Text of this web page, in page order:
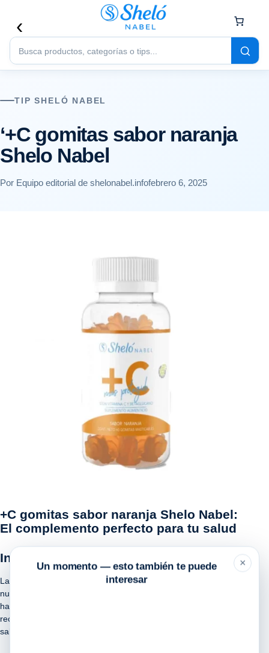
Buscar
productos
TIP SHELÓ NABEL
‘+C gomitas sabor naranja
Shelo Nabel
Por Equipo editorial de shelonabel.infofebrero 6, 2025
+C gomitas sabor naranja Shelo Nabel:
El complemento perfecto para tu salud
Introducción
Las gomitas son una forma divertida y deliciosa de incorporar
nutrientes esenciales a nuestra dieta diaria. En este artículo,
hablaremos sobre las gomitas de +C sabor naranja de la
reconocida marca Shelo Nabel, y cómo pueden beneficiar tu
salud.
×
Un momento — esto también te puede
interesar